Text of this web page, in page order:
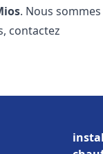
. Nous
contactez